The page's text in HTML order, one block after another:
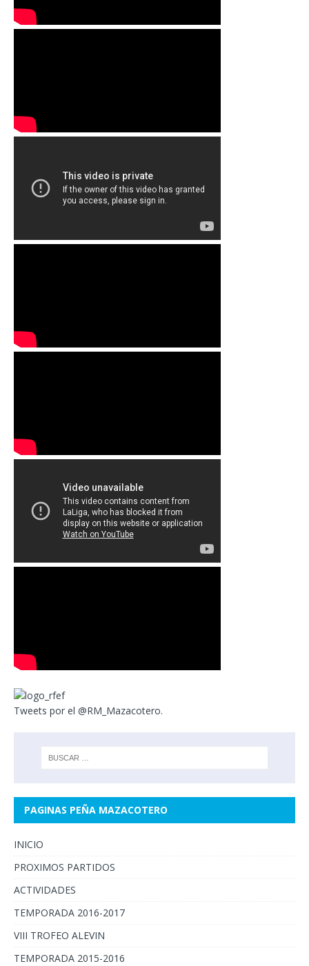
Tweets por el @RM_Mazacotero.
PAGINAS PEÑA MAZACOTERO
INICIO
PROXIMOS PARTIDOS
ACTIVIDADES
TEMPORADA 2016-2017
VIII TROFEO ALEVIN
TEMPORADA 2015-2016